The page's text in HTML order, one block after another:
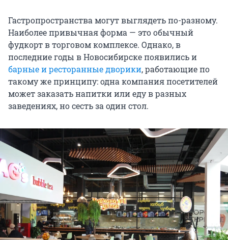
Гастропространства могут выглядеть по-разному.
Наиболее привычная форма — это обычный
фудкорт в торговом комплексе. Однако, в
последние годы в Новосибирске появились и
барные и ресторанные дворики, работающие по
такому же принципу: одна компания посетителей
может заказать напитки или еду в разных
заведениях, но сесть за один стол.